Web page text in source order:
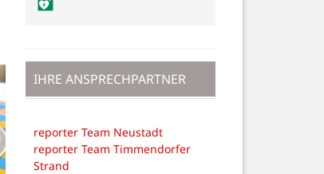
IHRE ANSPRECHPARTNER
reporter Team Neustadt
reporter Team Timmendorfer
Strand